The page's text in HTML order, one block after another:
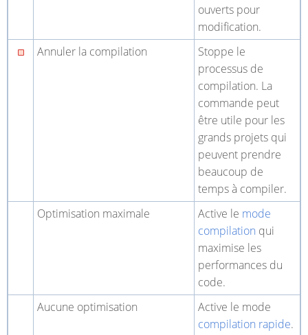
ouverts pour
modification.
Annuler la compilation
Stoppe le
processus de
compilation. La
commande peut
être utile pour les
grands projets qui
peuvent prendre
beaucoup de
temps à compiler.
Optimisation maximale
Active le mode
compilation qui
maximise les
performances du
code.
Aucune optimisation
Active le mode
compilation rapide.